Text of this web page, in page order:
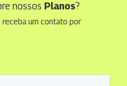
nossos Planos?
um contato por